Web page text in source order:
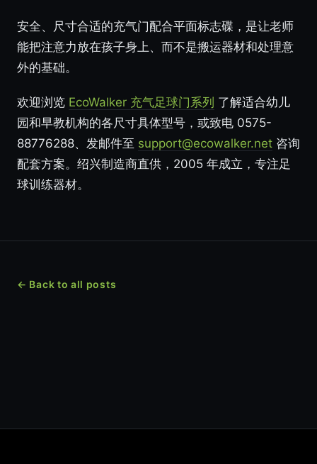
安全、尺寸合适的充气门配合平面标志碟，是让老师
能把注意力放在孩子身上、而不是搬运器材和处理意
外的基础。
欢迎浏览 EcoWalker 充气足球门系列 了解适合幼儿
园和早教机构的各尺寸具体型号，或致电 0575-
88776288、发邮件至 support@ecowalker.net 咨询
配套方案。绍兴制造商直供，2005 年成立，专注足
球训练器材。
← Back to all posts